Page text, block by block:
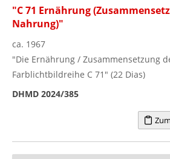
"C 71 Ernährung
Nahrung)"
ca. 1967
"Die Ernährung / Zusammensetzung
Farblichtbildreihe C 71" (22 Dias)
DHMD 2024/385